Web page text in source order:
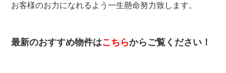
お客様のお力になれるよう一生懸命努力致します。
最新のおすすめ物件はこちらからご覧ください！